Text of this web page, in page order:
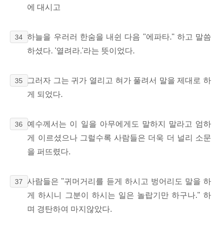
에 대시고
34 하늘을 우러러 한숨을 내쉰 다음 "에파타." 하고 말씀
하셨다. '열려라.'라는 뜻이었다.
35
그러자 그는 귀가 열리고 혀가 풀려서 말을 제대로 하
게 되었다.
36
예수께서는 이 일을 아무에게도 말하지 말라고 엄하
게 이르셨으나 그럴수록 사람들은 더욱 더 널리 소문
을 퍼뜨렸다.
37
사람들은 "귀머거리를 듣게 하시고 벙어리도 말을 하
게 하시니 그분이 하시는 일은 놀랍기만 하구나." 하
며 경탄하여 마지않았다.